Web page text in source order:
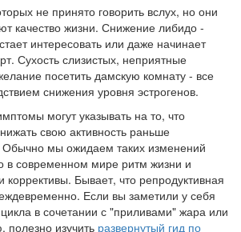
не принято говорить вслух, но они
качество жизни. Снижение либидо -
интересовать или даже начинает
Сухость слизистых, неприятные
посетить дамскую комнату - все
снижения уровня эстрогенов.
могут указывать на то, что
свою активность раньше
Обычно мы ожидаем таких изменений
в современном мире ритм жизни и
коррективы. Бывает, что репродуктивная
Если вы заметили у себя
в сочетании с "приливами" жара или
полезно изучить развернутый гид по